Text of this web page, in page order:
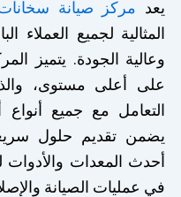
يعد مركز صيانة
المثالية لجميع العملاء
وعالية الجودة. يتميز
على أعلى مستوى،
التعامل مع جميع
يضمن تقديم حلول
أحدث المعدات
في عمليات الصيانة